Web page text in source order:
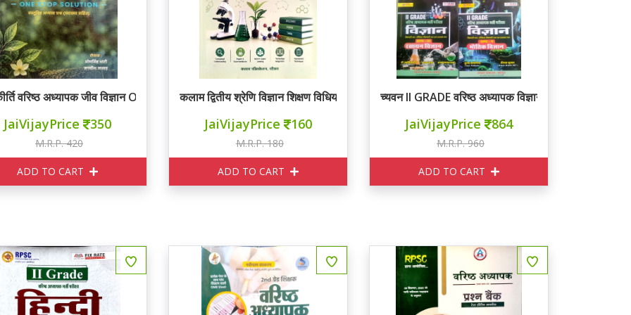
वरिष्ठ अध्यापक जीव विज्ञान ONE STOP SOLUTION
JaiVijayPrice 350
M.R.P. 420
ADD TO CART
कलाम द्वितीय श्रेणि विज्ञान शिक्षण विधियाँ
JaiVijayPrice 160
M.R.P. 180
ADD TO CART
च्यवन II GRADE वरिष्ठ अध्यापक विज्ञान ( रसायन, भौतिक,
JaiVijayPrice 864
M.R.P. 960
ADD TO CART